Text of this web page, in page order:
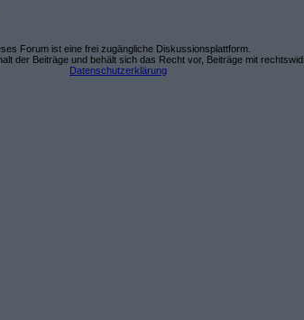
Forum ist eine frei zugängliche Diskussionsplattform.
der Beiträge und behält sich das Recht vor, Beiträge mit
Datenschutzerklärung